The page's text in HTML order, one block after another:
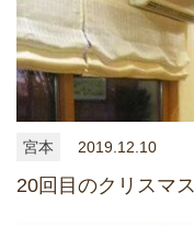
宮本 2019.12.10
20回目のクリスマス